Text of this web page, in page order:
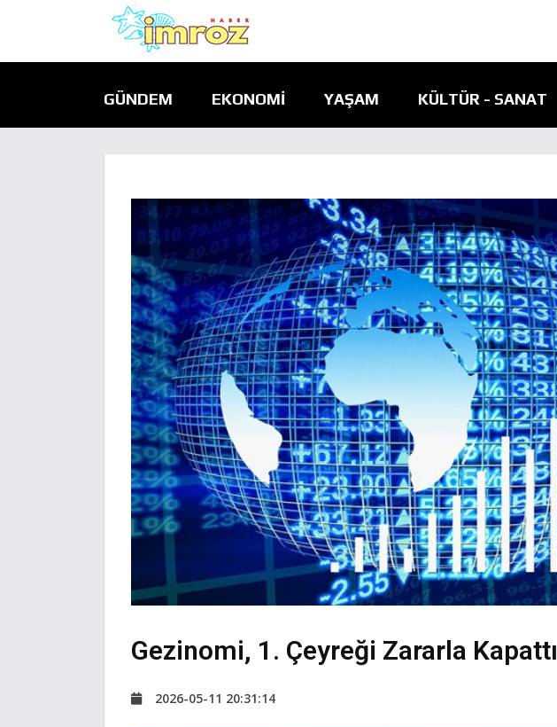
GÜNDEM EKONOMI YAŞAM KÜLTÜR - SANAT
Gezinomi, 1. Çeyreği Zararla Kapattı
2026-05-11 20:31:14